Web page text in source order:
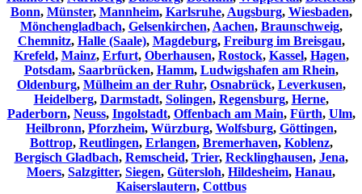
Bonn, Münster, Mannheim, Karlsruhe, Augsburg, Wiesbaden,
Mönchengladbach, Gelsenkirchen, Aachen, Braunschweig,
Chemnitz⁠, Halle (Saale), Magdeburg, Freiburg im Breisgau,
Krefeld, Mainz, Erfurt, Oberhausen, Rostock, Kassel, Hagen,
Potsdam, Saarbrücken, Hamm, Ludwigshafen am Rhein,
Oldenburg, Mülheim an der Ruhr, Osnabrück, Leverkusen,
Heidelberg, Darmstadt, Solingen, Regensburg, Herne,
Paderborn, Neuss, Ingolstadt, Offenbach am Main, Fürth, Ulm,
Heilbronn, Pforzheim, Würzburg, Wolfsburg, Göttingen,
Bottrop, Reutlingen, Erlangen, Bremerhaven, Koblenz,
Bergisch Gladbach, Remscheid, Trier, Recklinghausen, Jena,
Moers, Salzgitter, Siegen, Gütersloh, Hildesheim, Hanau,
Kaiserslautern, Cottbus